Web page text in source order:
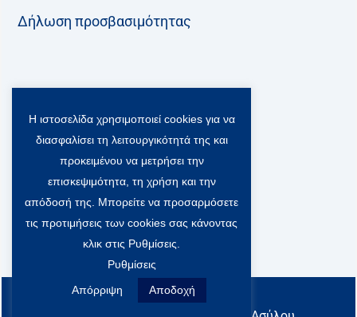
Δήλωση προσβασιμότητας
F
a
o
k
T
w
t
t
e
r
-
x
c
L
i
k
e
d
i
n
Y
o
u
t
u
b
e
Viber Community:
All rights reserved
Η ιστοσελίδα χρησιμοποιεί cookies για να
διασφαλίσει τη λειτουργικότητά της και
προκειμένου να μετρήσει την
επισκεψιμότητα, τη χρήση και την
απόδοσή της. Μπορείτε να προσαρμόσετε
τις προτιμήσεις των cookies σας κάνοντας
κλικ στις Ρυθμίσεις.
Ρυθμίσεις
Απόρριψη Αποδοχή